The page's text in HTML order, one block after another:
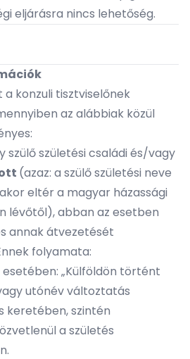
eljárásra nincs lehetőség.
konzuli tisztviselőnek
az alábbiak közül
születési családi és/vagy
(azaz: a szülő születési neve
eltér a magyar házassági
lévőtől), abban az esetben
annak átvezetését
folyamata:
„Külföldön történt
utónév változtatás
keretében, szintén
a születés